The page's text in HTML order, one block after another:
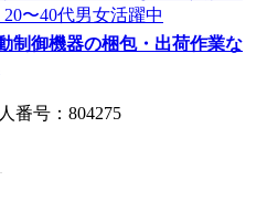
制御機器の梱包・出荷作業な
番号：804275